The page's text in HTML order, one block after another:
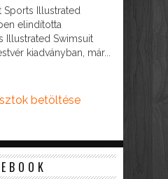
Sports Illustrated
elindította
Illustrated Swimsuit
kiadványban, már...
betöltése